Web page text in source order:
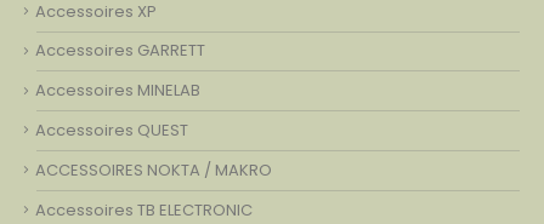
Accessoires XP
Accessoires GARRETT
Accessoires MINELAB
Accessoires QUEST
ACCESSOIRES NOKTA / MAKRO
Accessoires TB ELECTRONIC